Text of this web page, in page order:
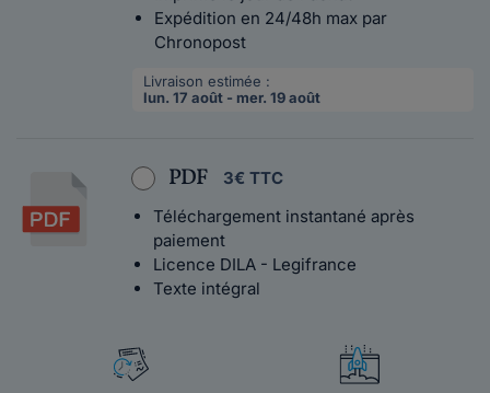
Expédition en 24/48h max par
Chronopost
Livraison estimée :
lun. 17 août - mer. 19 août
PDF
3€ TTC
Téléchargement instantané après
paiement
Licence DILA - Legifrance
Texte intégral